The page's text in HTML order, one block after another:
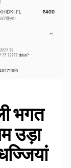
भगत
उड़ा